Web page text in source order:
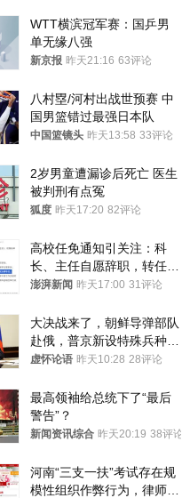
WTT横滨冠军赛：国乒男
单无缘八强
新京报 昨天21:16 63评论
八村塁/河村出战世预赛 中
国男篮错过最强日本队
中国篮镜头 昨天13:58 33评论
2岁男童遭漏诊后死亡 医生
被判刑有点冤
狐度 昨天17:20 82评论
高校任免通知引关注：科
长、主任自愿辞职，转任思
政辅导员
澎湃新闻 昨天17:00 31评论
大决战来了，朝鲜导弹部队
赴俄，普京新设特殊兵种，
76岁老将扛旗
虚怀论语 昨天10:28 28评论
最高领袖给总统下了“最后
警告”？
新闻资讯综合 昨天20:19 38评论
河南“三支一扶”考试存在规
模性组织作弊行为，律师：